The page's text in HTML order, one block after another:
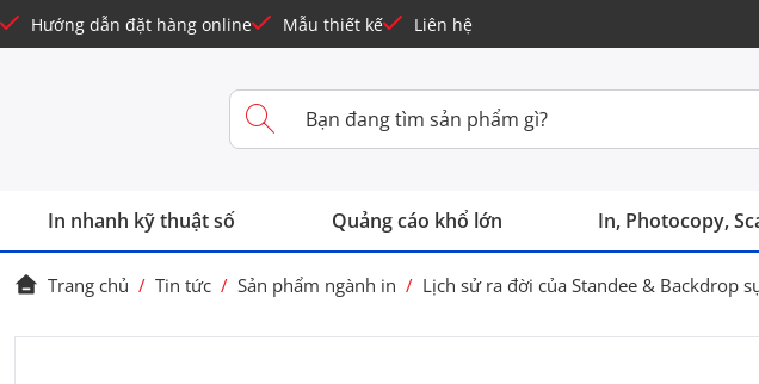
Hướng dẫn đặt hàng online Mẫu thiết kế Liên hệ
In nhanh kỹ thuật số Quảng cáo khổ lớn In, Photocopy,
Trang chủ / Tin tức / Sản phẩm ngành in / Lịch sử ra đời của Standee & Backdrop